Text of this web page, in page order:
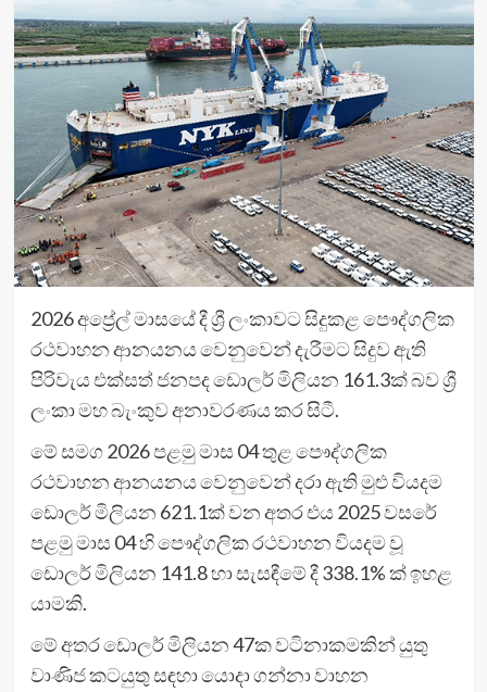
2026 අප්‍රේල් මාසයේ දී ශ්‍රී ලංකාවට සිදුකළ පෞද්ගලික
රථවාහන ආනයනය වෙනුවෙන් දැරීමට සිදුව ඇති
පිරිවැය එක්සත් ජනපද ඩොලර් මිලියන 161.3ක් බව ශ්‍රී
ලංකා මහ බැංකුව අනාවරණය කර සිටී.
මේ සමග 2026 පළමු මාස 04 තුළ පෞද්ගලික
රථවාහන ආනයනය වෙනුවෙන් දරා ඇති මුළු වියදම
ඩොලර් මිලියන 621.1ක් වන අතර එය 2025 වසරේ
පළමු මාස 04 හි පෞද්ගලික රථවාහන වියදම වූ
ඩොලර් මිලියන 141.8 හා සැසඳීමේ දී 338.1% ක් ඉහළ
යාමකි.
මේ අතර ඩොලර් මිලියන 47ක වටිනාකමකින් යුතු
වාණිජ කටයුතු සඳහා යොදා ගන්නා වාහන